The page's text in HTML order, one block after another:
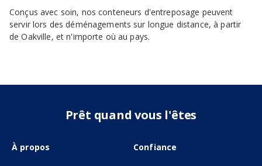
Conçus avec soin, nos conteneurs d'entreposage peuvent
servir lors des déménagements sur longue distance, à partir
de Oakville, et n'importe où au pays.
Prêt quand vous l'êtes
À propos Confiance